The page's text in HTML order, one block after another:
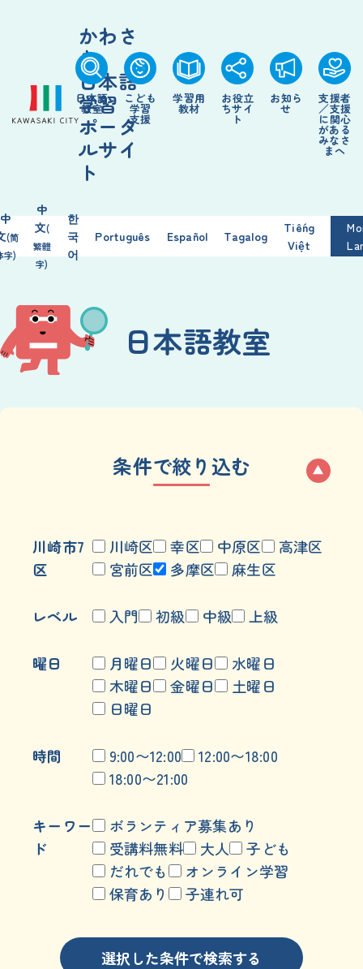
かわさ
き
日本語
学習
ポータ
ルサイ
ト
日本語
教室
こども
学習
支援
学習用
教材
お役立
ちサイ
ト
お知ら
せ
支援者
／支援
に関心
がある
みなさ
まへ
中
(简
字)
中
文(
繁體
字)
한
국
어
Português Español Tagalog
Tiếng
Việt
日本語教室
条件で絞り 込む
川崎市7
区
川崎区 幸区 中原区 高津区
宮前区 多摩区 麻生区
レベル 入門 初級 中級 上級
曜日 月曜日 火曜日
水曜日
木曜日
金曜日
土曜日
日曜日
時間 9:00〜12:00
12:00〜18:00
18:00〜21:00
キーワー
ド
ボランティア募集あり
受講料無料 大人 子 ども
だれでも
オンライン学習
保育あり 子連れ可
選択 した条件で検索する